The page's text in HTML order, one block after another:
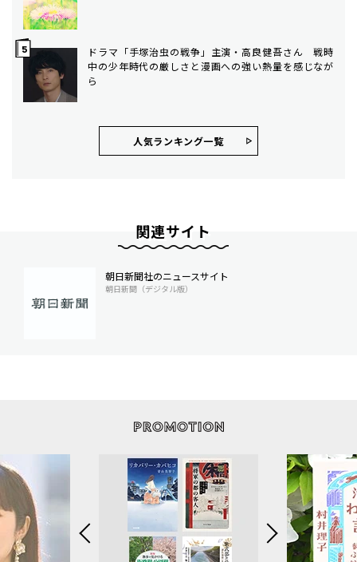
ドラマ「手塚治虫の戦争」主演・高良健吾さん 戦時
中の少年時代の厳しさと漫画への強い熱量を感じなが
ら
人気ランキング⼀覧
関連サイト
朝日新聞社のニュースサイト
朝日新聞（デジタル版）